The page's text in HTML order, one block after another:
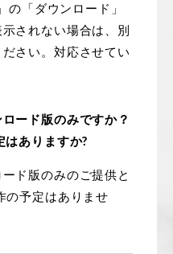
の「ダウンロード」
されない場合は、別
さい。対応させてい
ード版のみですか？
はありますか?
ド版のみのご提供と
の予定はありませ